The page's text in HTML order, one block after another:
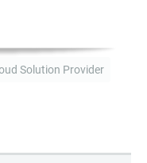
Solution Provider